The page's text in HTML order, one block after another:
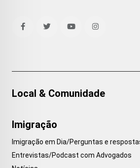
Local & Comunidade
Imigração
Imigração em Dia/Perguntas e
Entrevistas/Podcast com Advogados